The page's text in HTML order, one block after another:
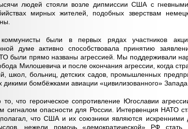
людей стояли возле дипмиссии США с
мирных жителей, подобных зверствам
коммунисты были в первых рядах участников
думе активно способствовала принятию
были прямо названы агрессией. Мы поддерживали
Милошевича и после окончания агрессии, когда
школ, больниц, детских садов, промышленных
дикими бомбёжками авиации «цивилизованного» Запада.
что героическое сопротивление Югославии
сигналом опасности для России. Интервенция НАТО
что США и их союзники являются искренними
нежели помочь «демократической» РФ